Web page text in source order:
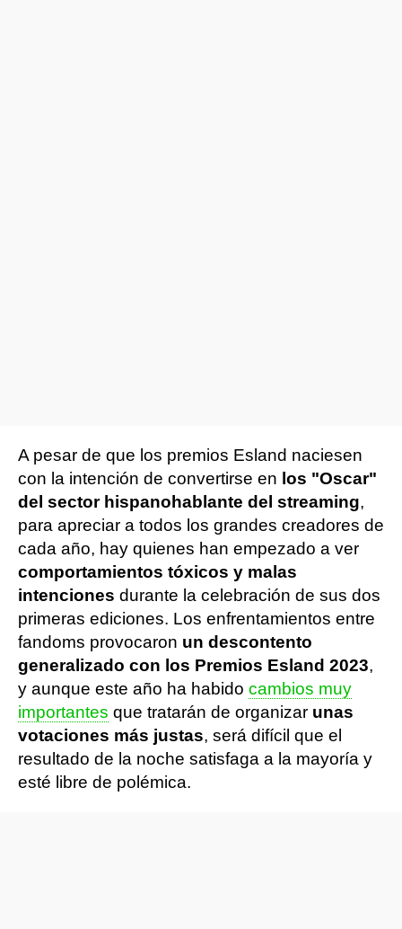
A pesar de que los premios Esland naciesen
con la intención de convertirse en los "Oscar"
del sector hispanohablante del streaming,
para apreciar a todos los grandes creadores de
cada año, hay quienes han empezado a ver
comportamientos tóxicos y malas
intenciones durante la celebración de sus dos
primeras ediciones. Los enfrentamientos entre
fandoms provocaron un descontento
generalizado con los Premios Esland 2023,
y aunque este año ha habido cambios muy
importantes que tratarán de organizar unas
votaciones más justas, será difícil que el
resultado de la noche satisfaga a la mayoría y
esté libre de polémica.